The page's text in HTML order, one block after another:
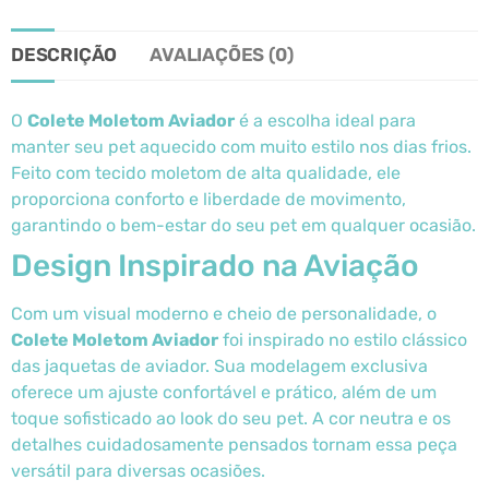
DESCRIÇÃO AVALIAÇÕES (0)
O Colete Moletom Aviador é a escolha ideal para
manter seu pet aquecido com muito estilo nos dias frios.
Feito com tecido moletom de alta qualidade, ele
proporciona conforto e liberdade de movimento,
garantindo o bem-estar do seu pet em qualquer ocasião.
Design Inspirado na Aviação
Com um visual moderno e cheio de personalidade, o
Colete Moletom Aviador foi inspirado no estilo clássico
das jaquetas de aviador. Sua modelagem exclusiva
oferece um ajuste confortável e prático, além de um
toque sofisticado ao look do seu pet. A cor neutra e os
detalhes cuidadosamente pensados tornam essa peça
versátil para diversas ocasiões.